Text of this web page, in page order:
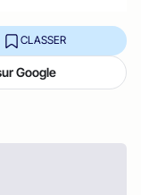
CLASSER
Google